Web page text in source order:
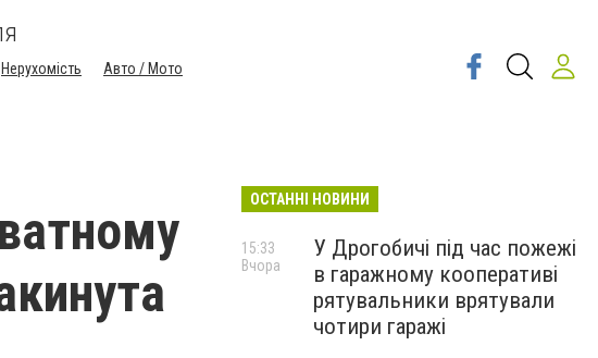
Нерухомість
Авто / Мото
ОСТАННІ НОВИНИ
У Дрогобичі під час пожежі
в гаражному кооперативі
рятувальники врятували
чотири гаражі
15:33
Вчора